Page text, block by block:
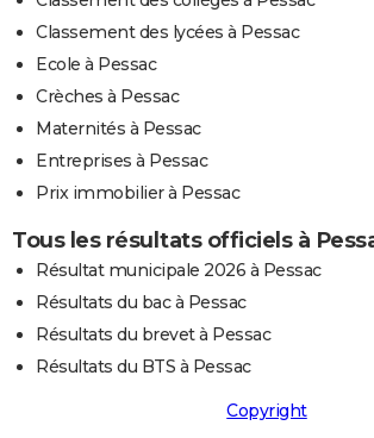
Classement des lycées à Pessac
Ecole à Pessac
Crèches à Pessac
Maternités à Pessac
Entreprises à Pessac
Prix immobilier à Pessac
Tous les résultats officiels à
Résultat municipale 2026 à Pessac
Résultats du bac à Pessac
Résultats du brevet à Pessac
Résultats du BTS à Pessac
Copyright